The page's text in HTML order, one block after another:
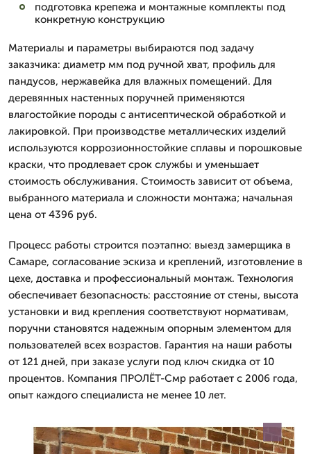
подготовка крепежа и монтажные комплекты под
конкретную конструкцию
Материалы и параметры выбираются под задачу
заказчика: диаметр мм под ручной хват, профиль для
пандусов, нержавейка для влажных помещений. Для
деревянных настенных поручней применяются
влагостойкие породы с антисептической обработкой и
лакировкой. При производстве металлических изделий
используются коррозионностойкие сплавы и порошковые
краски, что продлевает срок службы и уменьшает
стоимость обслуживания. Стоимость зависит от объема,
выбранного материала и сложности монтажа; начальная
цена от 4396 руб.
Процесс работы строится поэтапно: выезд замерщика в
Самаре, согласование эскиза и креплений, изготовление в
цехе, доставка и профессиональный монтаж. Технология
обеспечивает безопасность: расстояние от стены, высота
установки и вид крепления соответствуют нормативам,
поручни становятся надежным опорным элементом для
пользователей всех возрастов. Гарантия на наши работы
от 121 дней, при заказе услуги под ключ скидка от 10
процентов. Компания ПРОЛЁТ-Смр работает с 2006 года,
опыт каждого специалиста не менее 10 лет.